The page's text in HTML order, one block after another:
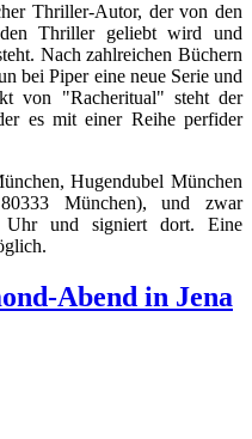
Thriller-Autor, der von den
Thriller geliebt wird und
Nach zahlreichen Büchern
bei Piper eine neue Serie und
von "Racheritual" steht der
es mit einer Reihe perfider
Hugendubel München
München), und zwar
und signiert dort. Eine
Abend in Jena